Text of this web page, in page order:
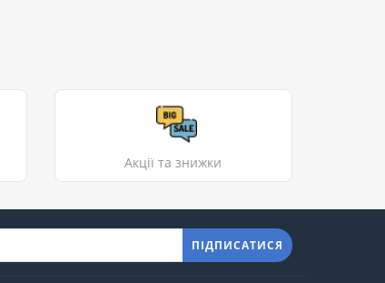
Акції та знижки
ПІДПИСАТИСЯ